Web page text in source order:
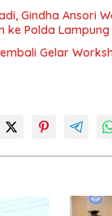
Gindha Ansori
ke Polda Lampung
Gelar